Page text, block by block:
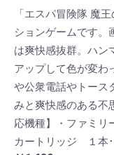
「エスパ冒険隊 魔
ションゲームです。
は爽快感抜群。ハン
アップして色が変わ
や公衆電話やトース
みと爽快感のある不
応機種】・ファミリ
カートリッジ １本･